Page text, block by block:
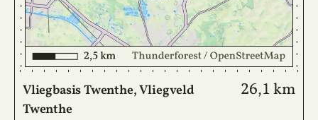
Vliegbasis Twenthe, Vliegveld
Twenthe
26,1 km